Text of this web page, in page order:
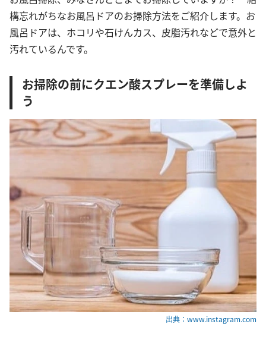
構忘れがちなお風呂ドアのお掃除方法をご紹介します。お
風呂ドアは、ホコリや石けんカス、皮脂汚れなどで意外と
汚れているんです。
お掃除の前にクエン酸スプレーを準備しよ
う
出典：www.instagram.com